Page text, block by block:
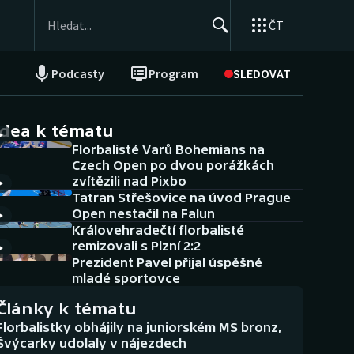
ČT
Podcasty Program SLEDOVAT
NEPŘEHLÉDNĚTE
Historické návraty
Aplikace ČT sport
AZ kvíz
k tématu
Florbalisté Varů Bohemians na
Czech Open po dvou porážkách
zvítězili nad Pixbo
Tatran Střešovice na úvod Prague
Open nestačil na Falun
Královehradečtí florbalisté
remizovali s Plzní 2:2
Prezident Pavel přijal úspěšné
mladé sportovce
k tématu
obhájily na juniorském MS bronz,
udolaly v nájezdech